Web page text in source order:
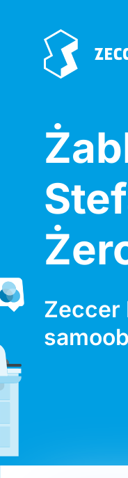
Zeccer